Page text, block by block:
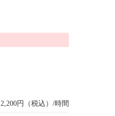
2,200円（税込）/時間